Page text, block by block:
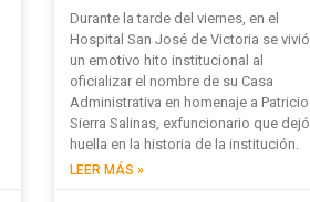
Durante la tarde del viernes, en el
Hospital San José de Victoria se vivió
un emotivo hito institucional al
oficializar el nombre de su Casa
Administrativa en homenaje a Patricio
Sierra Salinas, exfuncionario que dejó
huella en la historia de la institución.
LEER MÁS »